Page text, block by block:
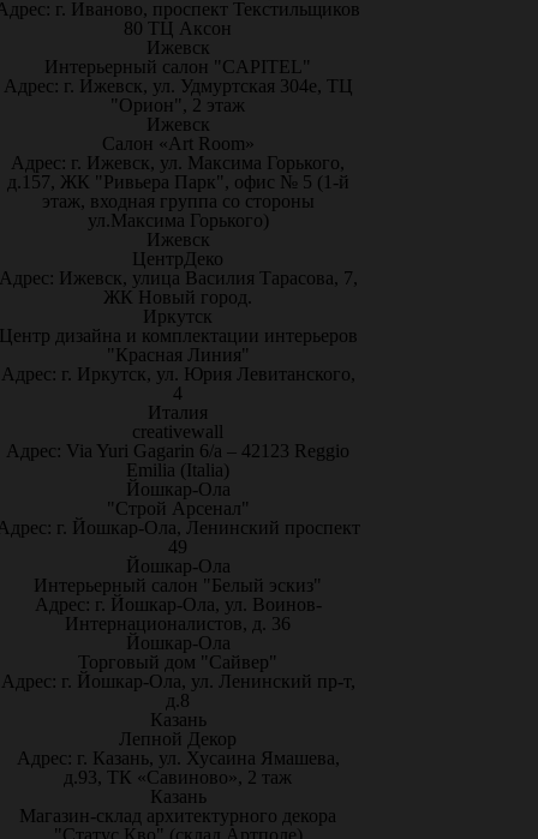
г. Иваново, проспект Текстильщиков
80 ТЦ Аксон
Ижевск
Интерьерный салон "CAPITEL"
Адрес: г. Ижевск, ул. Удмуртская 304е, ТЦ
"Орион", 2 этаж
Ижевск
Салон «Art Room»
Адрес: г. Ижевск, ул. Максима Горького,
д.157, ЖК "Ривьера Парк", офис № 5 (1-й
этаж, входная группа со стороны
ул.Максима Горького)
Ижевск
ЦентрДеко
Ижевск, улица Василия Тарасова, 7,
ЖК Новый город.
Иркутск
дизайна и комплектации интерьеров
"Красная Линия"
Адрес: г. Иркутск, ул. Юрия Левитанского,
4
Италия
creativewall
Адрес: Via Yuri Gagarin 6/a – 42123 Reggio
Emilia (Italia)
Йошкар-Ола
"Строй Арсенал"
г. Йошкар-Ола, Ленинский проспект
49
Йошкар-Ола
Интерьерный салон "Белый эскиз"
Адрес: г. Йошкар-Ола, ул. Воинов-
Интернационалистов, д. 36
Йошкар-Ола
Торговый дом "Сайвер"
Адрес: г. Йошкар-Ола, ул. Ленинский пр-т,
д.8
Казань
Лепной Декор
Адрес: г. Казань, ул. Хусаина Ямашева,
д.93, ТК «Савиново», 2 таж
Казань
Магазин-склад архитектурного декора
"Статус Кво" (склад Артполе)